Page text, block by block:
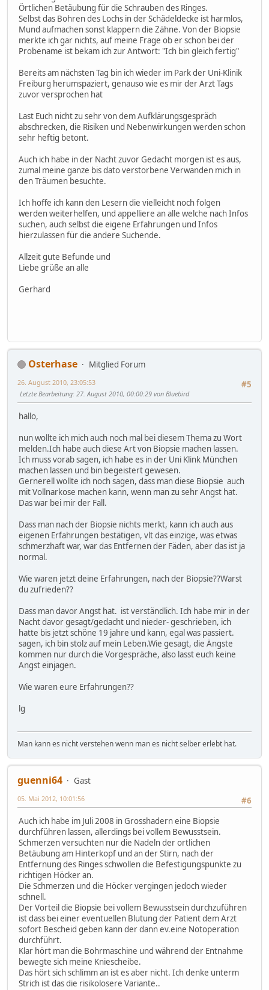
Örtlichen Betäubung für die Schrauben des Ringes.
Selbst das Bohren des Lochs in der Schädeldecke ist harmlos,
Mund aufmachen sonst klappern die Zähne. Von der Biopsie
merkte ich gar nichts, auf meine Frage ob er schon bei der
Probename ist bekam ich zur Antwort: "Ich bin gleich fertig"
Bereits am nächsten Tag bin ich wieder im Park der Uni-Klinik
Freiburg herumspaziert, genauso wie es mir der Arzt Tags
zuvor versprochen hat
Last Euch nicht zu sehr von dem Aufklärungsgespräch
abschrecken, die Risiken und Nebenwirkungen werden schon
sehr heftig betont.
Auch ich habe in der Nacht zuvor Gedacht morgen ist es aus,
zumal meine ganze bis dato verstorbene Verwanden mich in
den Träumen besuchte.
Ich hoffe ich kann den Lesern die vielleicht noch folgen
werden weiterhelfen, und appelliere an alle welche nach Infos
suchen, auch selbst die eigene Erfahrungen und Infos
hierzulassen für die andere Suchende.
Allzeit gute Befunde und
Liebe grüße an alle
Gerhard
Osterhase
Mitglied Forum
#5
26. August 2010, 23:05:53
Letzte Bearbeitung: 27. August 2010, 00:00:29 von Bluebird
hallo,
nun wollte ich mich auch noch mal bei diesem Thema zu Wort
melden.Ich habe auch diese Art von Biopsie machen lassen.
Ich muss vorab sagen, ich habe es in der Uni Klink München
machen lassen und bin begeistert gewesen.
Gernerell wollte ich noch sagen, dass man diese Biopsie auch
mit Vollnarkose machen kann, wenn man zu sehr Angst hat.
Das war bei mir der Fall.
Dass man nach der Biopsie nichts merkt, kann ich auch aus
eigenen Erfahrungen bestätigen, vlt das einzige, was etwas
schmerzhaft war, war das Entfernen der Fäden, aber das ist ja
normal.
Wie waren jetzt deine Erfahrungen, nach der Biopsie??Warst
du zufrieden??
Dass man davor Angst hat. ist verständlich. Ich habe mir in der
Nacht davor gesagt/gedacht und nieder- geschrieben, ich
hatte bis jetzt schöne 19 jahre und kann, egal was passiert.
sagen, ich bin stolz auf mein Leben.Wie gesagt, die Ängste
kommen nur durch die Vorgespräche, also lasst euch keine
Angst einjagen.
Wie waren eure Erfahrungen??
lg
Man kann es nicht verstehen wenn man es nicht selber erlebt hat.
guenni64
Gast
#6
05. Mai 2012, 10:01:56
Auch ich habe im Juli 2008 in Grosshadern eine Biopsie
durchführen lassen, allerdings bei vollem Bewusstsein.
Schmerzen versuchten nur die Nadeln der ortlichen
Betäubung am Hinterkopf und an der Stirn, nach der
Entfernung des Ringes schwollen die Befestigungspunkte zu
richtigen Höcker an.
Die Schmerzen und die Höcker vergingen jedoch wieder
schnell.
Der Vorteil die Biopsie bei vollem Bewusstsein durchzuführen
ist dass bei einer eventuellen Blutung der Patient dem Arzt
sofort Bescheid geben kann der dann ev.eine Notoperation
durchführt.
Klar hört man die Bohrmaschine und während der Entnahme
bewegte sich meine Kniescheibe.
Das hört sich schlimm an ist es aber nicht. Ich denke unterm
Strich ist das die risikolosere Variante..